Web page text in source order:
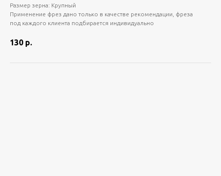
Размер зерна: Крупный
Применение фрез дано только в качестве рекомендации, фреза
под каждого клиента подбирается индивидуально
130 р.